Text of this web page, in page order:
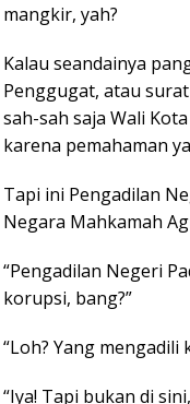
mangkir, yah?
Kalau seandainya
Penggugat, atau
sah-sah saja Wali
karena pemahaman
Tapi ini Pengadilan
Negara Mahkamah
“Pengadilan Negeri
korupsi, bang?”
“Loh? Yang mengadili
“Iya! Tapi bukan di